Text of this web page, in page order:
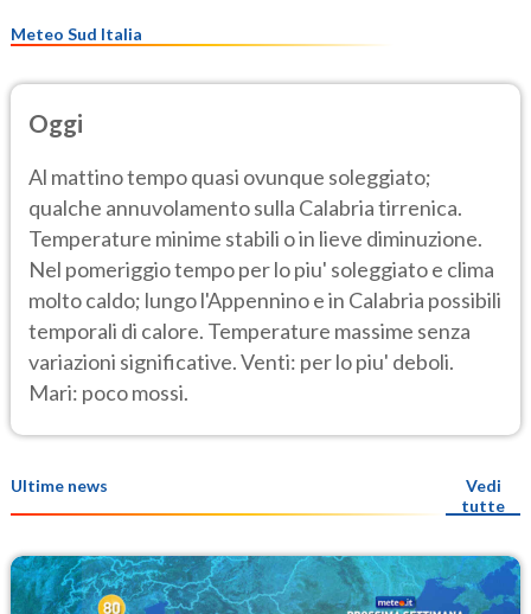
Meteo Sud Italia
Oggi
Al mattino tempo quasi ovunque soleggiato;
qualche annuvolamento sulla Calabria tirrenica.
Temperature minime stabili o in lieve diminuzione.
Nel pomeriggio tempo per lo piu' soleggiato e clima
molto caldo; lungo l'Appennino e in Calabria possibili
temporali di calore. Temperature massime senza
variazioni significative. Venti: per lo piu' deboli.
Mari: poco mossi.
Ultime news
Vedi
tutte